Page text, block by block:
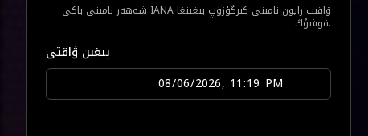
شەھەر نامىنى ياكى IANA ۋاقىت رايون نامىنى كىرگۈزۈپ يىغىنغا
قوشۇڭ.
يىغىن ۋاقتى